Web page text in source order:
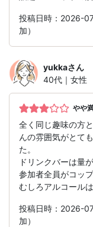
投稿日時：2026-
加）
yukkaさん
40代｜女性
やや
全く同じ趣味の方
んの雰囲気がとて
た。
ドリンクバーは量
参加者全員がコッ
むしろアルコール
投稿日時：2026-
加）